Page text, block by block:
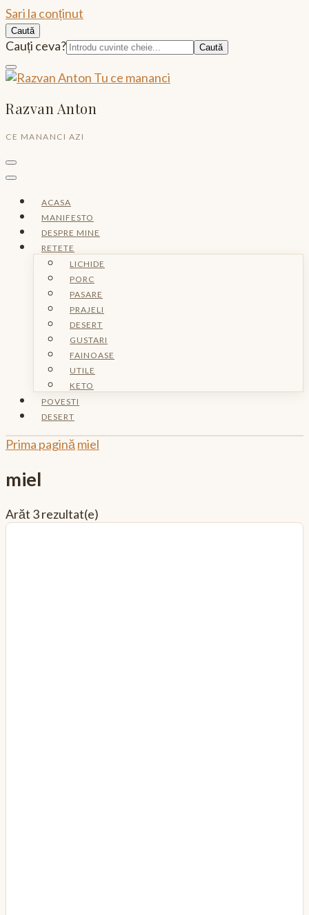
Sari la conținut
Caută
Caută:
Cauți ceva?
Razvan Anton
CE MANANCI AZI
ACASA
MANIFESTO
DESPRE MINE
RETETE
LICHIDE
PORC
PASARE
PRAJELI
DESERT
GUSTARI
FAINOASE
UTILE
KETO
POVESTI
DESERT
Prima pagină miel
miel
Arăt 3 rezultat(e)